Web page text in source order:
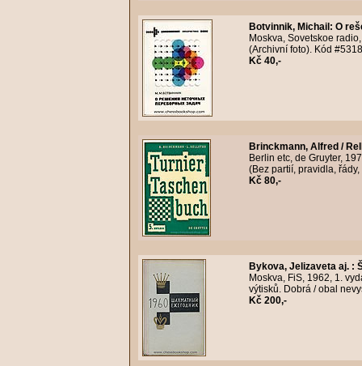
Botvinnik, Michail : O
Moskva, Sovetskoe
(Archivní foto). Kód
Kč 40,-
Brinckmann, Alfred /
Berlin etc, de Gruyter,
(Bez partií, pravidla,
Kč 80,-
Bykova, Jelizaveta aj. :
Moskva, FiS, 1962, 1.
výtisků. Dobrá / obal
Kč 200,-